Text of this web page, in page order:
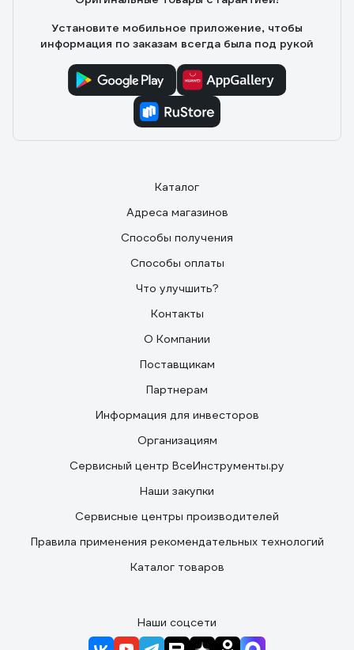
Установите мобильное приложение, чтобы
информация по заказам всегда была под рукой
Каталог
Адреса магазинов
Способы получения
Способы оплаты
Что улучшить?
Контакты
О Компании
Поставщикам
Партнерам
Информация для инвесторов
Организациям
Сервисный центр ВсеИнструменты.ру
Наши закупки
Сервисные центры производителей
Правила применения рекомендательных технологий
Каталог товаров
Наши соцсети